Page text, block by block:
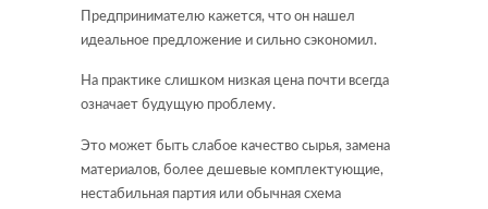
Предпринимателю кажется, что он нашел
идеальное предложение и сильно сэкономил.
На практике слишком низкая цена почти всегда
означает будущую проблему.
Это может быть слабое качество сырья, замена
материалов, более дешевые комплектующие,
нестабильная партия или обычная схема